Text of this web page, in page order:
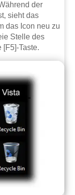
der
sieht das
das Icon neu zu
Stelle des
[F5]-Taste.